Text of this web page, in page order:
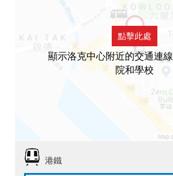
點擊此處
顯示洛克中心附近的交通連
院和學校
港鐵